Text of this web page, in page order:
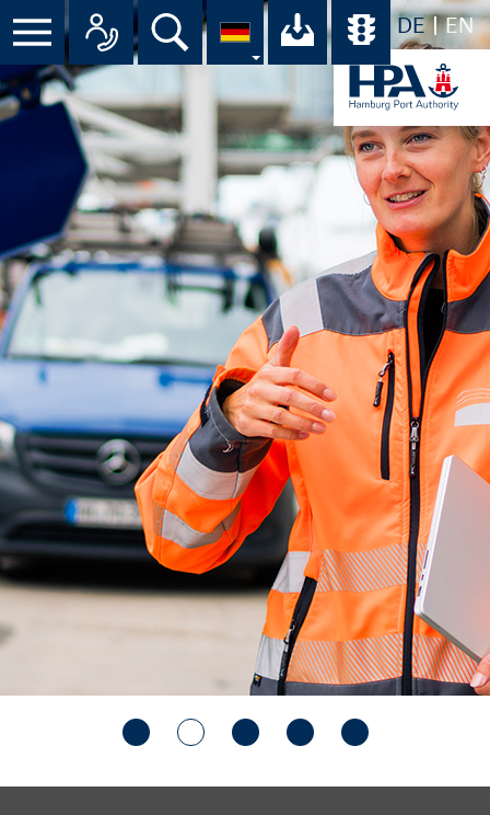
DE EN
Suche Ihr Download-